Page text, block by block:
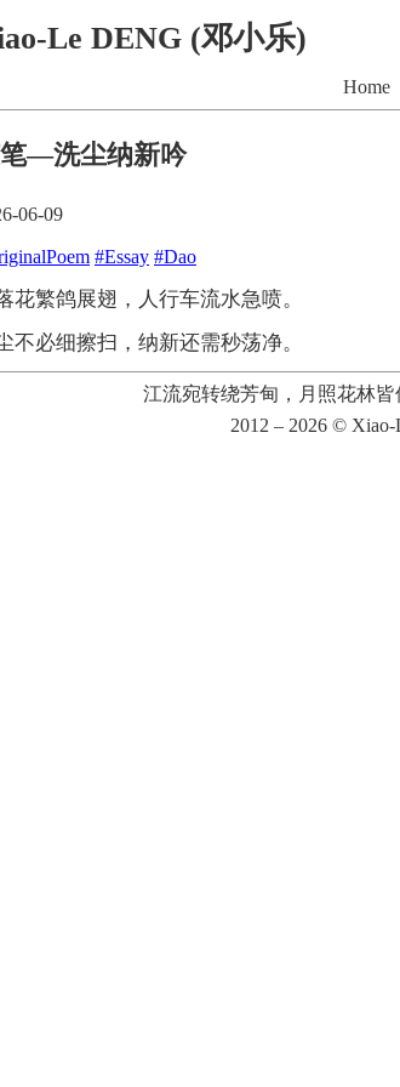
Le DENG (邓小乐)
Home
—洗尘纳新吟
06-09
#Essay #Dao
花繁鸽展翅，人行车流水急喷。
不必细擦扫，纳新还需秒荡净。
江流宛转绕芳甸，月照花林皆
2012 – 2026 © Xiao-